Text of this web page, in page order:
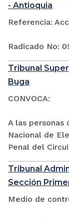
- Antioquia
Referencia:
Radicado No:
Tribunal
Buga
CONVOCA:
A las personas
Nacional de
Penal del
Tribunal
Sección
Medio de